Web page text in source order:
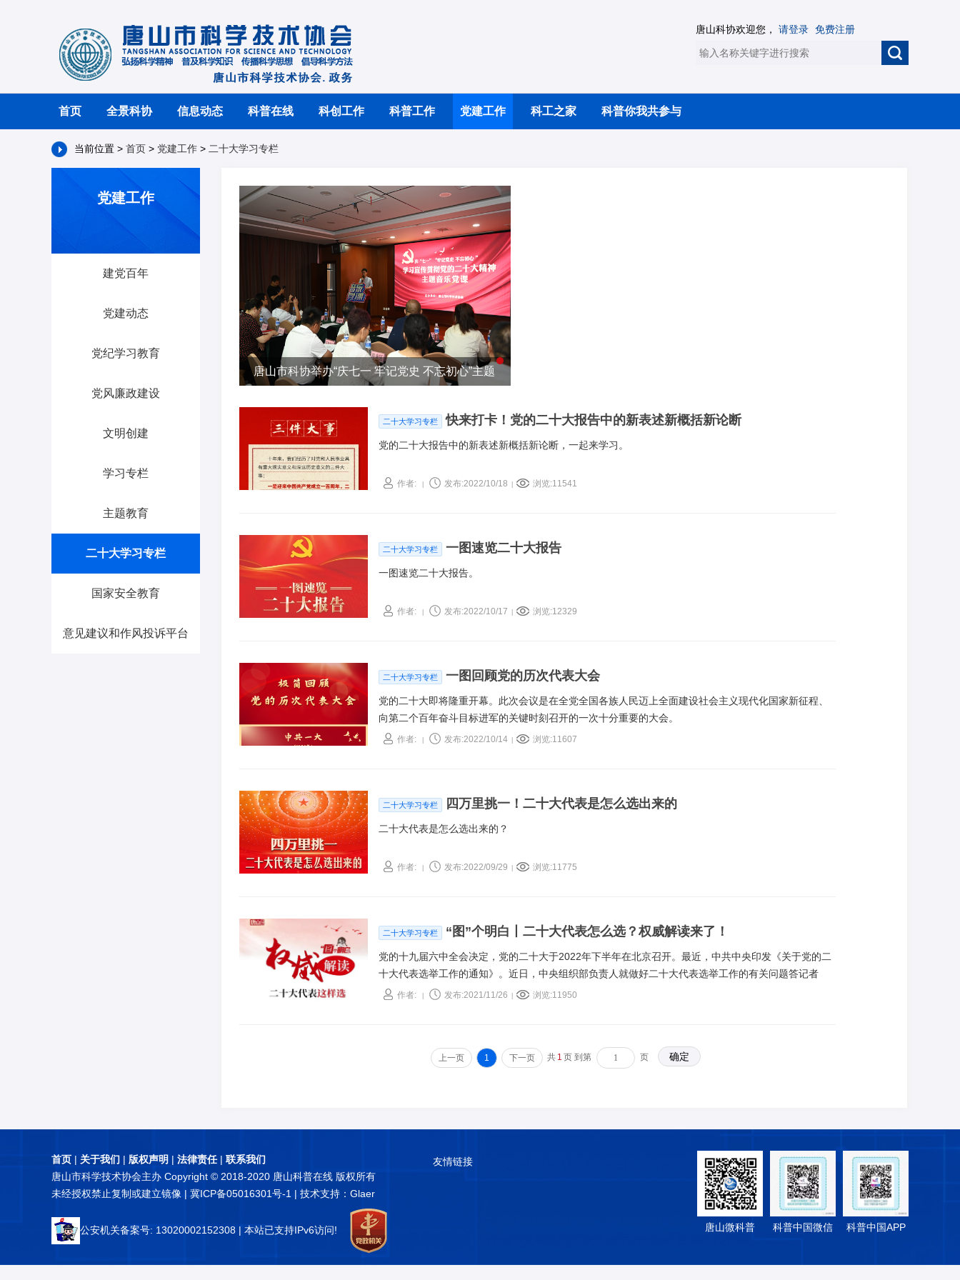
唐山科协欢迎您， 请登录 免费注册
首页 全景科协 信息动态 科普在线 科创工作 科普工作 党建工作 科工之家 科普你我共参与
当前位置 > 首页 > 党建工作 > 二十大学习专栏
党建工作
建党百年
党建动态
党纪学习教育
党风廉政建设
文明创建
学习专栏
主题教育
二十大学习专栏
国家安全教育
意见建议和作风投诉平台
唐山市科协举办“庆七一 牢记党史 不忘初心”主题
二十大学习专栏 快来打卡！党的二十大报告中的新表述新概括新论断
党的二十大报告中的新表述新概括新论断，一起来学习。
作者: 发布:2022/10/18 浏览:11541
二十大学习专栏 一图速览二十大报告
一图速览二十大报告。
作者: 发布:2022/10/17 浏览:12329
二十大学习专栏 一图回顾党的历次代表大会
党的二十大即将隆重开幕。此次会议是在全党全国各族人民迈上全面建设社会主义现代化国家新征程、
向第二个百年奋斗目标进军的关键时刻召开的一次十分重要的大会。
作者: 发布:2022/10/14 浏览:11607
二十大学习专栏 四万里挑一！二十大代表是怎么选出来的
二十大代表是怎么选出来的？
作者: 发布:2022/09/29 浏览:11775
二十大学习专栏 “图”个明白丨二十大代表怎么选？权威解读来了！
党的十九届六中全会决定，党的二十大于2022年下半年在北京召开。最近，中共中央印发《关于党的二
十大代表选举工作的通知》。近日，中央组织部负责人就做好二十大代表选举工作的有关问题答记者
问。二十大代表怎么选？一起来看权威解读。 ​
作者: 发布:2021/11/26 浏览:11950
上一页 1 下一页 共 1 页 到第 页
首页 | 关于我们 | 版权声明 | 法律责任| 联系我们
唐山市科学技术协会主办 Copyright © 2018-2020 唐山科普在线 版权所有
未经授权禁止复制或建立镜像 | 冀ICP备05016301号-1 | 技术支持：Glaer
公安机关备案号: 13020002152308 | 本站已支持IPv6访问!
友情链接
唐山微科普 科普中国微信 科普中国APP